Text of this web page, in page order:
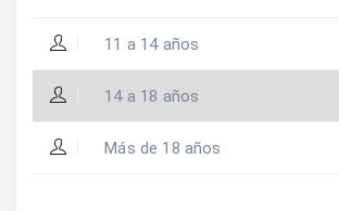
11 a 14 años
14 a 18 años
Más de 18 años